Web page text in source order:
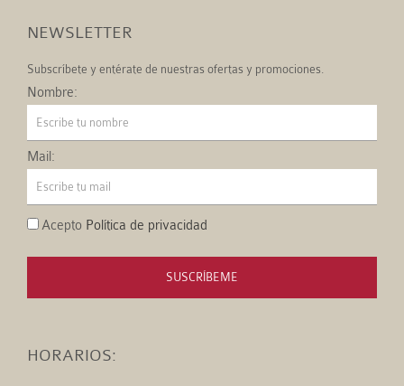
NEWSLETTER
Subscríbete y entérate de nuestras ofertas y promociones.
Nombre:
Mail:
Acepto Política de privacidad
SUSCRÍBEME
HORARIOS: